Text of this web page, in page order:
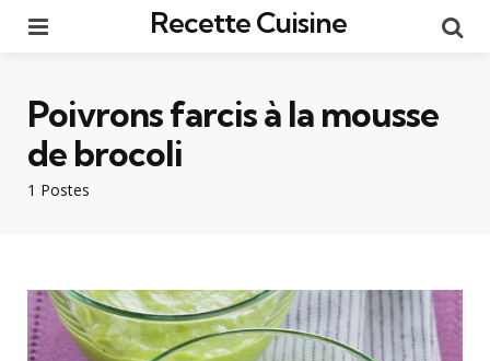
Recette Cuisine
1 Postes
Poivrons farcis à la mousse
de brocoli